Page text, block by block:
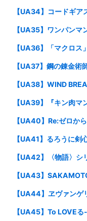
【UA34】コードギア
【UA35】ワンパンマ
【UA36】「マクロス
【UA37】鋼の錬金
【UA38】WIND
【UA39】『キン肉マ
【UA40】Re:ゼロか
【UA41】るろうに剣
【UA42】〈物語〉シ
【UA43】
【UA44】ヱヴァンゲ
【UA45】To LOVE